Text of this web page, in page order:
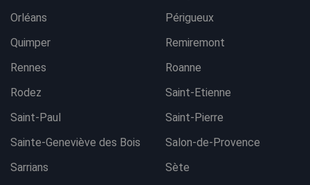
Orléans
Périgueux
Quimper
Remiremont
Rennes
Roanne
Rodez
Saint-Etienne
Saint-Paul
Saint-Pierre
Sainte-Geneviève des Bois
Salon-de-Provence
Sarrians
Sète